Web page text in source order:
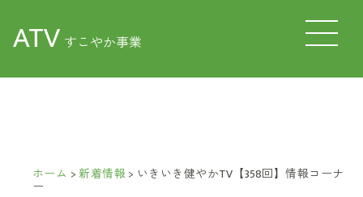
ATV すこやか事業
ホーム >新着情報> いきいき健やかTV【358回】情報コーナ
ー